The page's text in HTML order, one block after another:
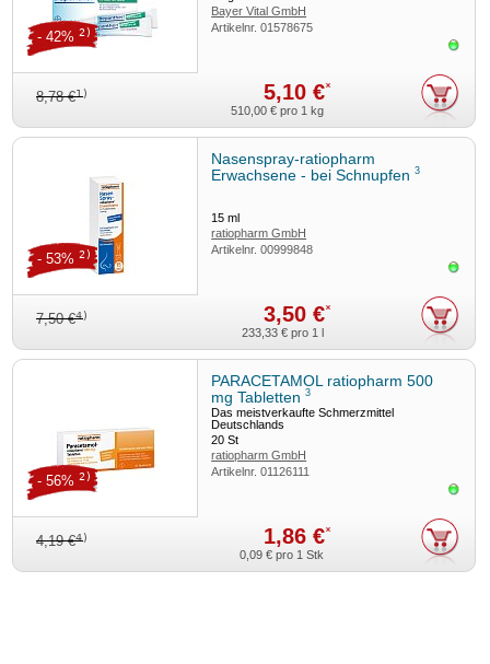
Bayer Vital GmbH
Artikelnr.01578675
8,78 €1) 5,10 €*
- 42% 2)
510,00 € pro 1 kg
Nasenspray-ratiopharm
Erwachsene - bei Schnupfen3
15ml
ratiopharm GmbH
Artikelnr.00999848
7,50 €4) 3,50 €*
- 53% 2)
233,33 € pro 1 l
PARACETAMOL ratiopharm 500
mg Tabletten3
Das meistverkaufte Schmerzmittel
Deutschlands
20St
ratiopharm GmbH
Artikelnr.01126111
4,19 €4) 1,86 €*
- 56% 2)
0,09 € pro 1 Stk